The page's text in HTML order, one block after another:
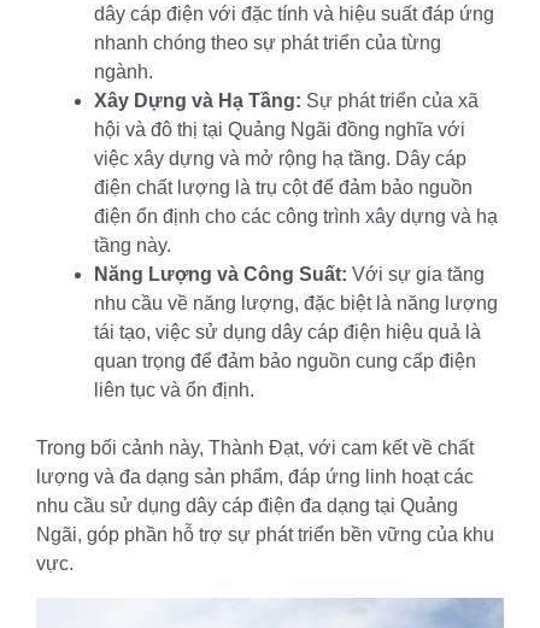
dây cáp điện với đặc tính và hiệu suất đáp ứng
nhanh chóng theo sự phát triển của từng
ngành.
Xây Dựng và Hạ Tầng: Sự phát triển của xã
hội và đô thị tại Quảng Ngãi đồng nghĩa với
việc xây dựng và mở rộng hạ tầng. Dây cáp
điện chất lượng là trụ cột để đảm bảo nguồn
điện ổn định cho các công trình xây dựng và hạ
tầng này.
Năng Lượng và Công Suất: Với sự gia tăng
nhu cầu về năng lượng, đặc biệt là năng lượng
tái tạo, việc sử dụng dây cáp điện hiệu quả là
quan trọng để đảm bảo nguồn cung cấp điện
liên tục và ổn định.
Trong bối cảnh này, Thành Đạt, với cam kết về chất
lượng và đa dạng sản phẩm, đáp ứng linh hoạt các
nhu cầu sử dụng dây cáp điện đa dạng tại Quảng
Ngãi, góp phần hỗ trợ sự phát triển bền vững của khu
vực.